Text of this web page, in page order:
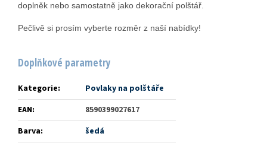
doplněk nebo samostatně jako dekorační polštář.
Pečlivě si prosím vyberte rozměr z naší nabídky!
Doplňkové parametry
Kategorie:
Povlaky na polštáře
EAN:
8590399027617
Barva:
šedá